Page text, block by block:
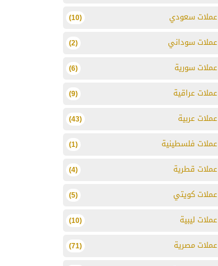
عملات سعودي (10)
عملات سوداني (2)
عملات سورية (6)
عملات عراقية (9)
عملات عربية (43)
عملات فلسطينية (1)
عملات قطرية (4)
عملات كويتي (5)
عملات ليبية (10)
عملات مصرية (71)